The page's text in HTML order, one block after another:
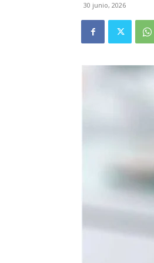
30 junio, 2026